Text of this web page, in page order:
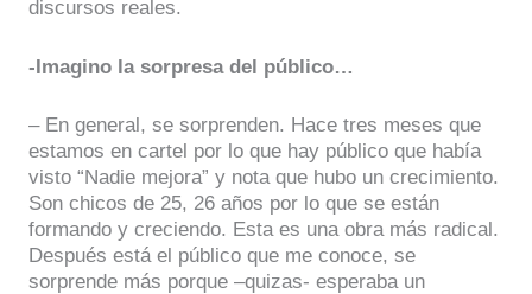
discursos reales.
-Imagino la sorpresa del público…
– En general, se sorprenden. Hace tres meses que
estamos en cartel por lo que hay público que había
visto “Nadie mejora” y nota que hubo un crecimiento.
Son chicos de 25, 26 años por lo que se están
formando y creciendo. Esta es una obra más radical.
Después está el público que me conoce, se
sorprende más porque –quizas- esperaba un